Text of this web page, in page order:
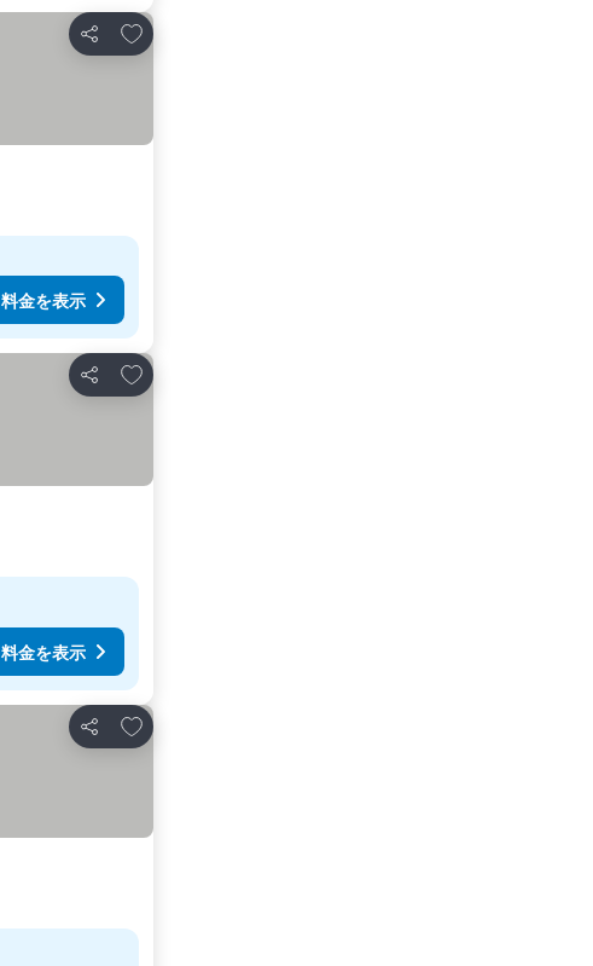
シェア
お気に入りに追加
料金を表示
シェア
お気に入りに追加
料金を表示
シェア
お気に入りに追加